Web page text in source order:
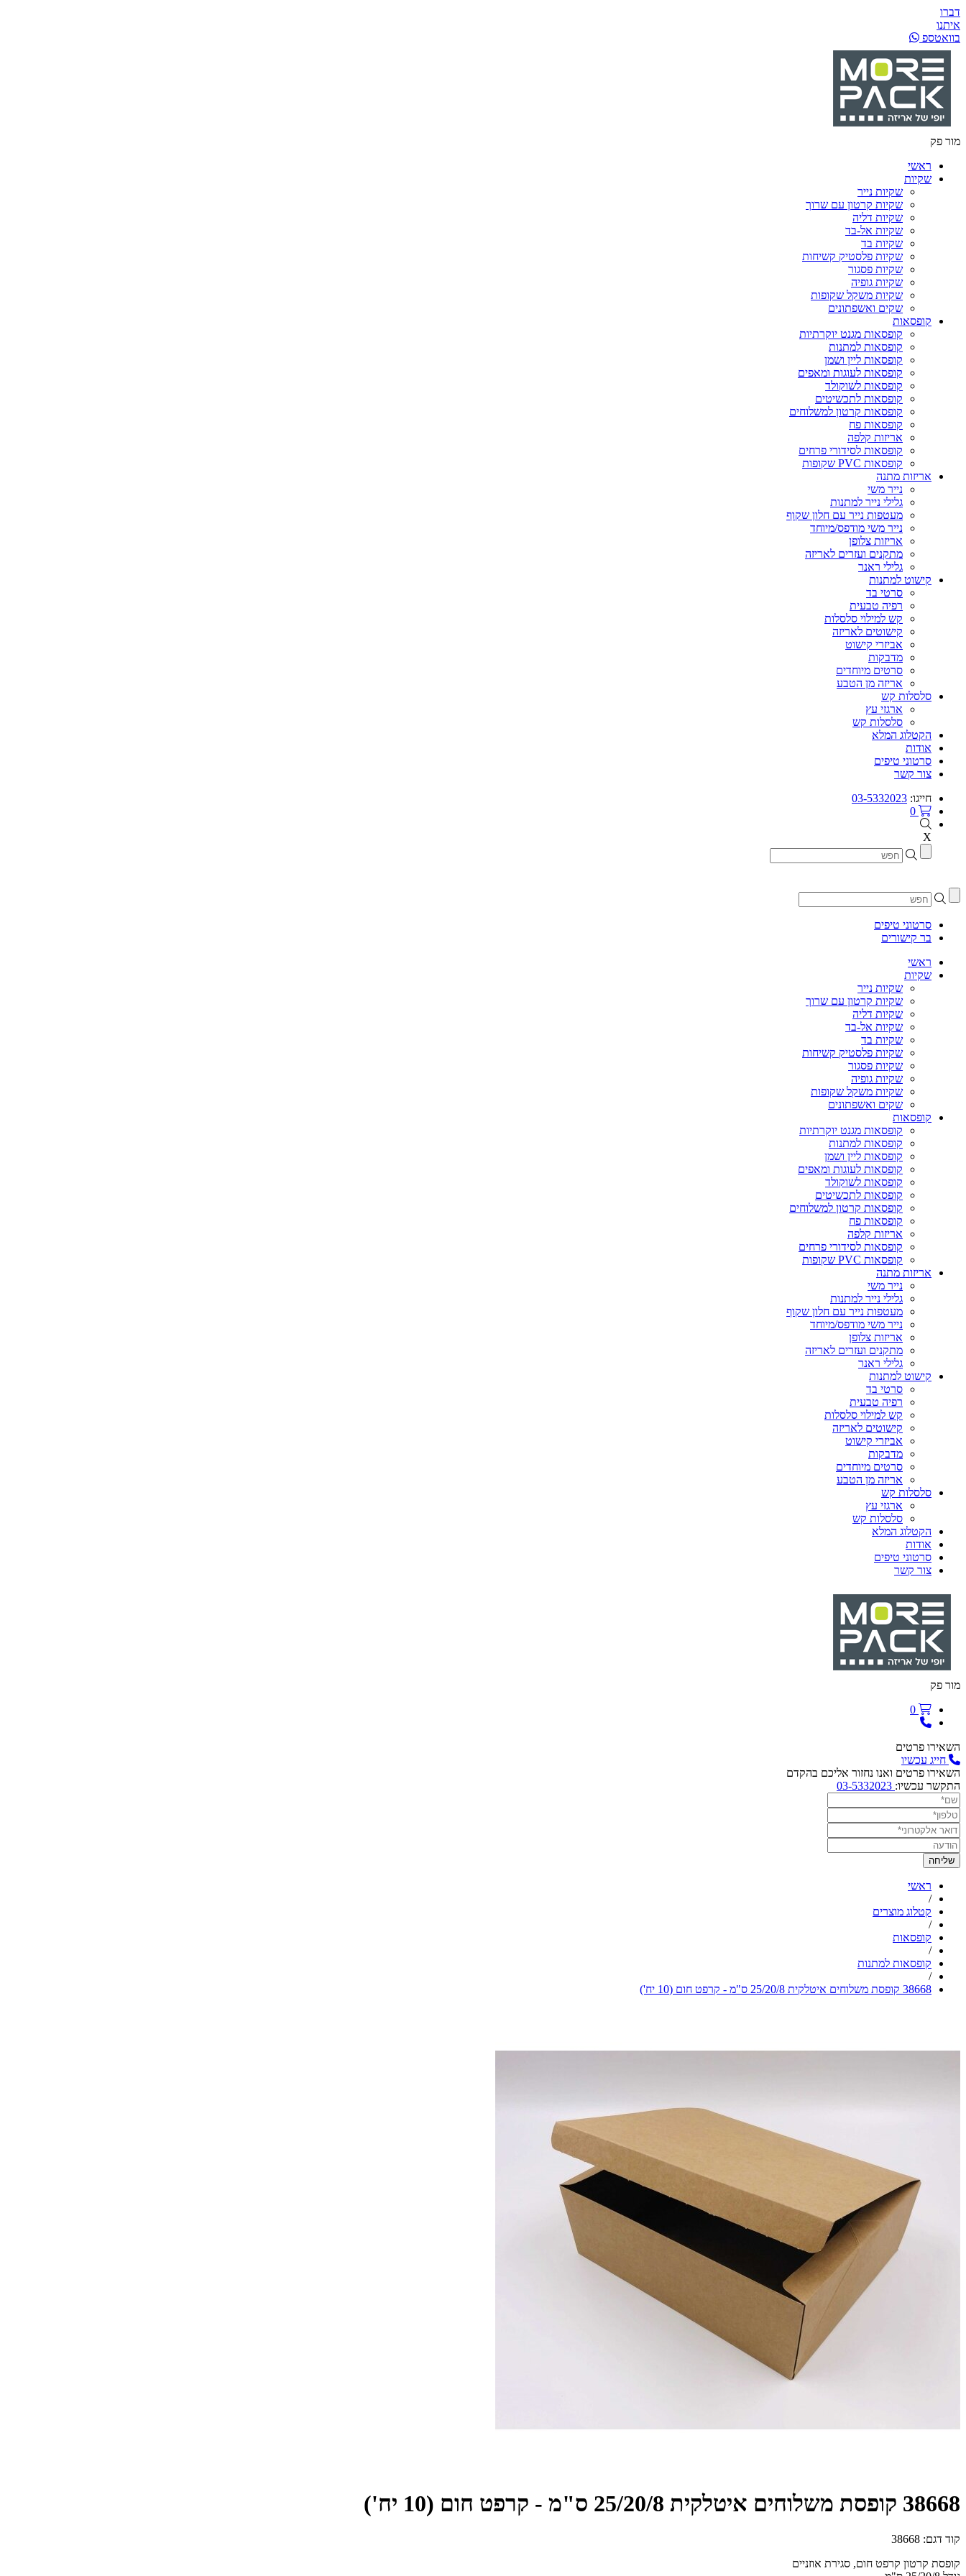
דברו
איתנו
בוואטספ
מור פק
ראשי
שקיות
שקיות נייר
שקיות קרטון עם שרוך
שקיות דליה
שקיות אל-בד
שקיות בד
שקיות פלסטיק קשיחות
שקיות פסגור
שקיות גופיה
שקיות משקל שקופות
שקים ואשפתונים
קופסאות
קופסאות מגנט יוקרתיות
קופסאות למתנות
קופסאות ליין ושמן
קופסאות לעוגות ומאפים
קופסאות לשוקולד
קופסאות לתכשיטים
קופסאות קרטון למשלוחים
קופסאות פח
אריזות קלפה
קופסאות לסידורי פרחים
קופסאות PVC שקופות
אריזות מתנה
נייר משי
גלילי נייר למתנות
מעטפות נייר עם חלון שקוף
נייר משי מודפס/מיוחד
אריזות צלופן
מתקנים ועזרים לאריזה
גלילי ראנר
קישוט למתנות
סרטי בד
רפיה טבעית
קש למילוי סלסלות
קישוטים לאריזה
אביזרי קישוט
מדבקות
סרטים מיוחדים
אריזה מן הטבע
סלסלות קש
ארגזי עץ
סלסלות קש
הקטלוג המלא
אודות
סרטוני טיפים
צור קשר
חייגו: 03-5332023
0
X
סרטוני טיפים
בר קישורים
ראשי
שקיות
שקיות נייר
שקיות קרטון עם שרוך
שקיות דליה
שקיות אל-בד
שקיות בד
שקיות פלסטיק קשיחות
שקיות פסגור
שקיות גופיה
שקיות משקל שקופות
שקים ואשפתונים
קופסאות
קופסאות מגנט יוקרתיות
קופסאות למתנות
קופסאות ליין ושמן
קופסאות לעוגות ומאפים
קופסאות לשוקולד
קופסאות לתכשיטים
קופסאות קרטון למשלוחים
קופסאות פח
אריזות קלפה
קופסאות לסידורי פרחים
קופסאות PVC שקופות
אריזות מתנה
נייר משי
גלילי נייר למתנות
מעטפות נייר עם חלון שקוף
נייר משי מודפס/מיוחד
אריזות צלופן
מתקנים ועזרים לאריזה
גלילי ראנר
קישוט למתנות
סרטי בד
רפיה טבעית
קש למילוי סלסלות
קישוטים לאריזה
אביזרי קישוט
מדבקות
סרטים מיוחדים
אריזה מן הטבע
סלסלות קש
ארגזי עץ
סלסלות קש
הקטלוג המלא
אודות
סרטוני טיפים
צור קשר
מור פק
0
השאירו פרטים
חייג עכשיו
השאירו פרטים ואנו נחזור אליכם בהקדם
התקשר עכשיו:
ראשי
/
קטלוג מוצרים
/
קופסאות
/
קופסאות למתנות
/
38668 קופסת משלוחים איטלקית 25/20/8 ס"מ - קרפט חום (10 יח')
38668 קופסת משלוחים איטלקית 25/20/8 ס"מ - קרפט חום (10 יח')
קוד דגם: 38668
קופסת קרטון קרפט חום, סגירת אוזניים